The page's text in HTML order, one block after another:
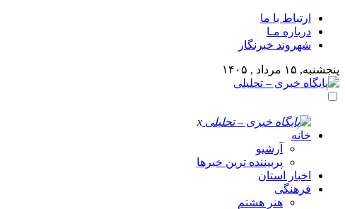
ارتباط با ما
درباره مـا
شهروند خبرنگار
پنجشنبه, ۱۵ مرداد , ۱۴۰۵
x
خانه
آرشیو
پربیننده ترین خبرها
اخبار استان
فرهنگی
هنر هشتم